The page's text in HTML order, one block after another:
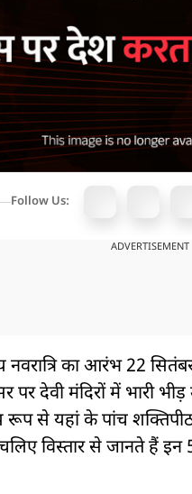
Follow Us:
ADVERTISEMENT
नवरात्रि का आरंभ 22
देवी मंदिरों में भारी भीड़
रूप से यहां के पांच
विस्तार से जानते हैं